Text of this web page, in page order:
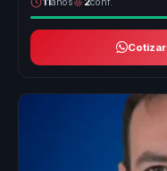
Cotizar